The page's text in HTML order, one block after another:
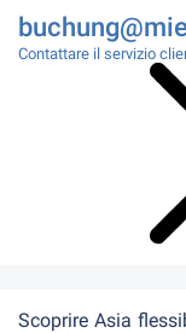
Scoprire Asia
Contattare il servizio